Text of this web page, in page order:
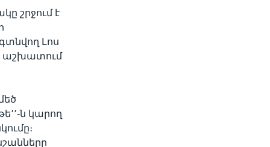
շրջում է
Լոս
աշխատում
ն կարող